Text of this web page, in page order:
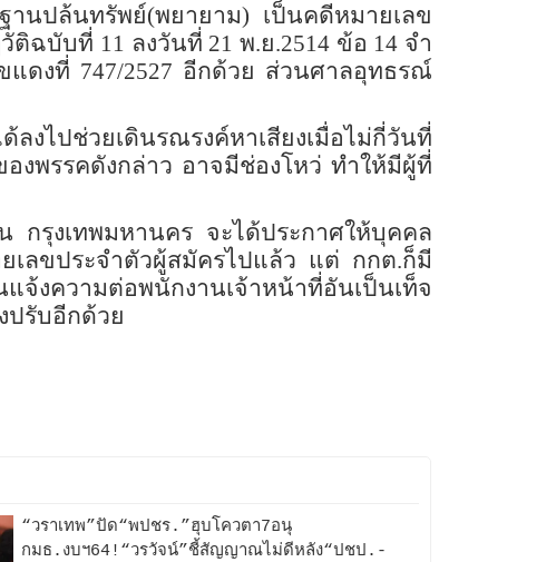
นปล้นทรัพย์(พยายาม) เป็นคดีหมายเลข
ฉบับที่ 11 ลงวันที่ 21 พ.ย.2514 ข้อ 14 จำ
ดงที่ 747/2527 อีกด้วย ส่วนศาลอุทธรณ์
งไปช่วยเดินรณรงค์หาเสียงเมื่อไม่กี่วันที่
งพรรคดังกล่าว อาจมีช่องโหว่ ทำให้มีผู้ที่
กรุงเทพมหานคร จะได้ประกาศให้บุคคล
เลขประจำตัวผู้สมัครไปแล้ว แต่ กกต.ก็มี
งความต่อพนักงานเจ้าหน้าที่อันเป็นเท็จ
ปรับอีกด้วย
“วราเทพ”ปัด“พปชร.”ฮุบโควตา7อนุ
กมธ.งบฯ64!“วรวัจน์”ชี้สัญญาณไม่ดีหลัง“ปชป.-